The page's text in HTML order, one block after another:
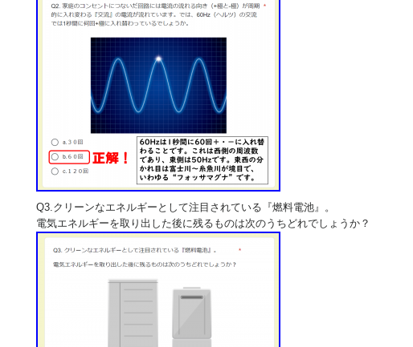
Q3.クリーンなエネルギーとして注目されている『燃料電池』。
電気エネルギーを取り出した後に残るものは次のうちどれでしょうか？